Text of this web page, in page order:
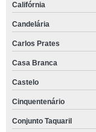
Califórnia
Candelária
Carlos Prates
Casa Branca
Castelo
Cinquentenário
Conjunto Taquaril